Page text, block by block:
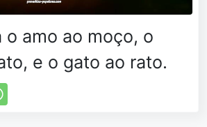
o amo ao moço, o
e o gato ao rato.